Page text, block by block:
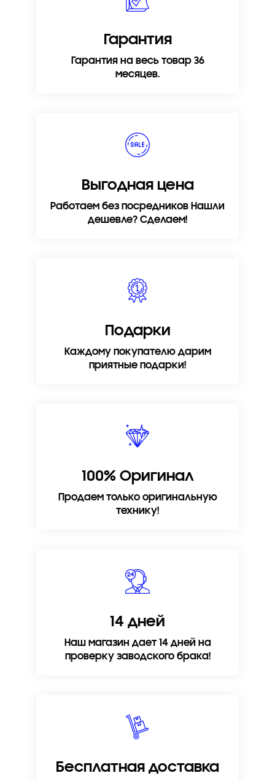
Гарантия
Гарантия на весь товар 36
месяцев.
Выгодная цена
Работаем без посредников Нашли
дешевле? Сделаем!
Подарки
Каждому покупателю дарим
приятные подарки!
100% Оригинал
Продаем только оригинальную
технику!
14 дней
Наш магазин дает 14 дней на
проверку заводского брака!
Бесплатная доставка